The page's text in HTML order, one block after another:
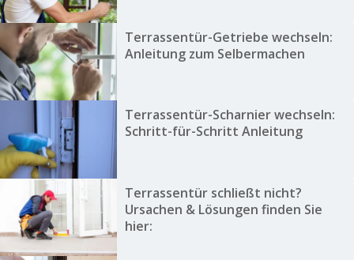
Terrassentür-Getriebe wechseln:
Anleitung zum Selbermachen
Terrassentür-Scharnier wechseln:
Schritt-für-Schritt Anleitung
Terrassentür schließt nicht?
Ursachen & Lösungen finden Sie
hier: